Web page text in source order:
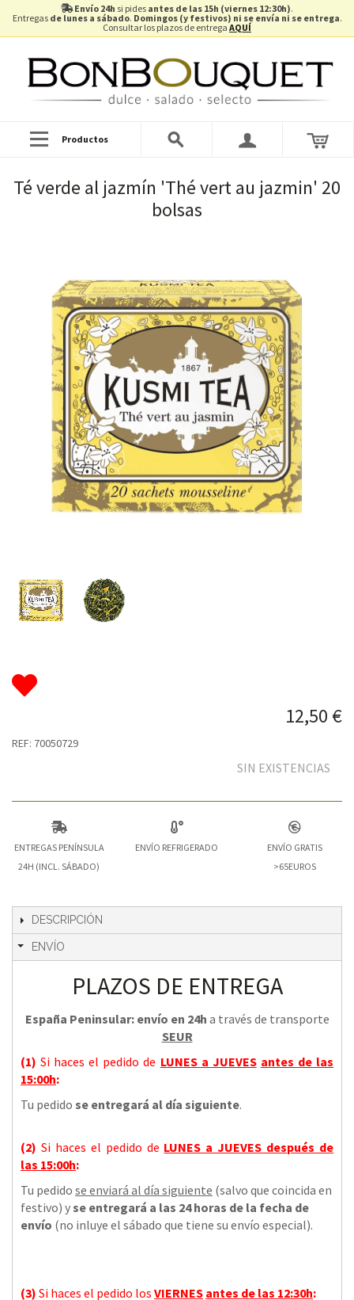
Envío 24h si pides antes de las 15h (viernes 12:30h).
Entregas de lunes a sábado. Domingos (y festivos) ni se envía ni se entrega.
Consultar los plazos de entrega AQUÍ
Productos
Té verde al jazmín 'Thé vert au jazmin' 20
bolsas
12,50 €
REF: 70050729
SIN EXISTENCIAS
ENTREGAS PENÍNSULA
24H (INCL. SÁBADO)
ENVÍO REFRIGERADO
ENVÍO GRATIS
>65EUROS
DESCRIPCIÓN
ENVÍO
PLAZOS DE ENTREGA
España Peninsular: envío en 24h a través de transporte
SEUR
(1)Si haces el pedido de LUNES a JUEVES antes de las
15:00h:
Tu pedido se entregará al día siguiente.
(2) Si haces el pedido de LUNES a JUEVES después de
las 15:00h:
Tu pedido se enviará al día siguiente (salvo que coincida en
festivo) yse entregará a las 24 horas de la fecha de
envío (no inluye el sábado que tiene su envío especial).
(3) Si haces el pedido los VIERNES antes de las 12:30h: